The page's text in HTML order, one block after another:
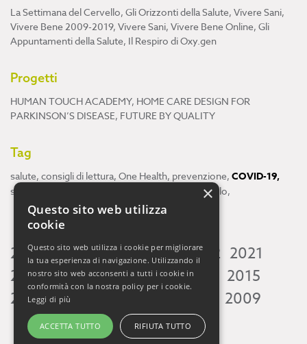
La Settimana del Cervello, Gli Orizzonti della Salute, Vivere Sani,
Vivere Bene 2009-2019, Vivere Sani, Vivere Bene Online, Gli
Appuntamenti della Salute, Il Respiro di Oxy.gen
Progetti
HUMAN TOUCH ACADEMY, HOME CARE DESIGN FOR
PARKINSON’S DISEASE, FUTURE BY QUALITY
Tag
salute, consigli di lettura, One Health, prevenzione, COVID-19,
scienza cervello,
2026 2025 2024 2023 2022 2021
2020 2019 2018 2017 2016
2015
2014 2013 2009
×
Questo sito web utilizza
cookie
Questo sito web utilizza i cookie per migliorare
la tua esperienza di navigazione. Utilizzando il
nostro sito web acconsenti a tutti i cookie in
conformità con la nostra policy per i cookie.
Leggi di più
ACCETTA TUTTO RIFIUTA TUTTO